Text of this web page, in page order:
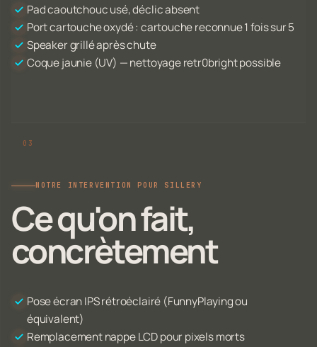
Pad caoutchouc usé, déclic absent
Port cartouche oxydé : cartouche reconnue 1 fois sur 5
Speaker grillé après chute
Coque jaunie (UV) — nettoyage retr0bright possible
NOTRE INTERVENTION POUR SILLERY
Ce qu'on fait,
concrètement
Pose écran IPS rétroéclairé (FunnyPlaying ou
équivalent)
Remplacement nappe LCD pour pixels morts